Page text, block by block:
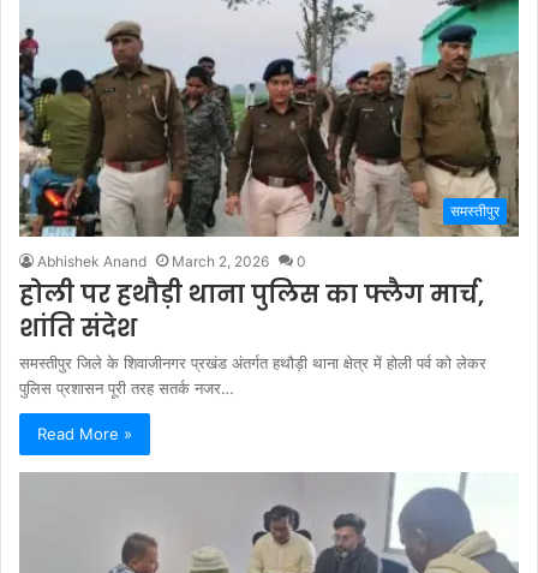
समस्तीपुर
Abhishek Anand March 2, 2026 0
होली पर हथौड़ी थाना पुलिस का फ्लैग मार्च,
शांति संदेश
समस्तीपुर जिले के शिवाजीनगर प्रखंड अंतर्गत हथौड़ी थाना क्षेत्र में होली पर्व को लेकर
पुलिस प्रशासन पूरी तरह सतर्क नजर…
Read More »